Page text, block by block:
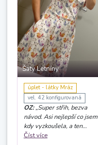
Šaty Letníny
úplet - látky Mráz
vel. 42 konfigurovaná
OZ:„Super střih, bezva
návod. Asi nejlepší co jsem
kdy vyzkoušela, a ten
konfigurátor je prostě
Číst více